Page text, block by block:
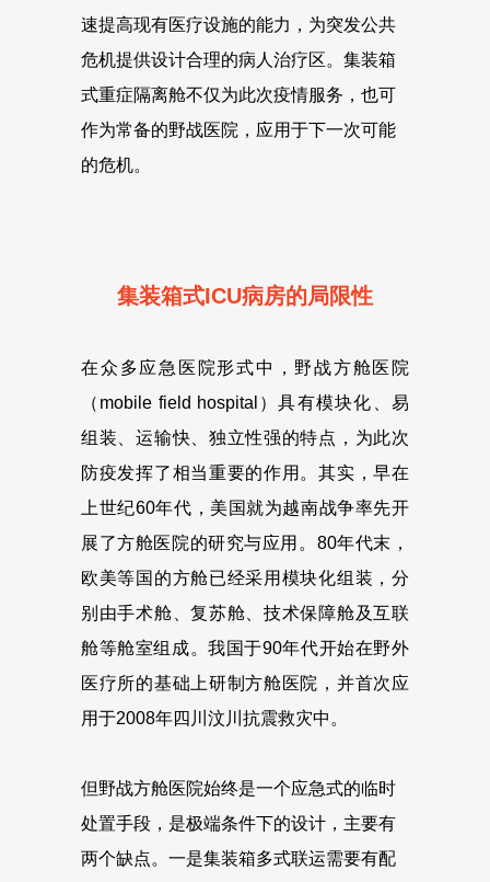
速提高现有医疗设施的能力，为突发公共
危机提供设计合理的病人治疗区。集装箱
式重症隔离舱不仅为此次疫情服务，也可
作为常备的野战医院，应用于下一次可能
的危机。
集装箱式ICU病房的局限性
在众多应急医院形式中，野战方舱医院
（mobile field hospital）具有模块化、易
组装、运输快、独立性强的特点，为此次
防疫发挥了相当重要的作用。其实，早在
上世纪60年代，美国就为越南战争率先开
展了方舱医院的研究与应用。80年代末，
欧美等国的方舱已经采用模块化组装，分
别由手术舱、复苏舱、技术保障舱及互联
舱等舱室组成。我国于90年代开始在野外
医疗所的基础上研制方舱医院，并首次应
用于2008年四川汶川抗震救灾中。
但野战方舱医院始终是一个应急式的临时
处置手段，是极端条件下的设计，主要有
两个缺点。一是集装箱多式联运需要有配